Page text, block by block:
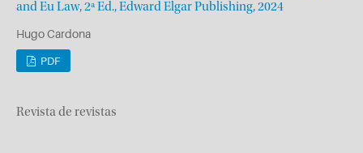
and Eu Law, 2ª Ed., Edward Elgar Publishing, 2024
Hugo Cardona
PDF
Revista de revistas